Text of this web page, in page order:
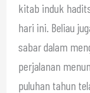
kitab induk
hari ini. Beliau
sabar dalam
perjalanan
puluhan tahun